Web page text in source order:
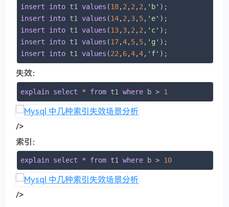
insert
into t1 values (18, 2 , 2 , 2 , 'b'
insert
into t1 values (14, 2 , 3, 5, 'e'
insert
into t1 values (13, 3, 2 , 2 , 'c'
insert
into t1 values (17,4, 5, 5, 'g'
insert
into t1 values (22 , 6,4,4, 'f' );
失效：
explain select * from t1 where b > 1
/>
索引：
explain select * from t1 where b > 10
/>